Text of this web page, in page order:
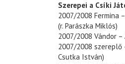
Szerepei a Csíki
2007/2008 Fermina
(r. Parászka Miklós)
2007/2008 Vándor –
2007/2008 szereplő
Csutka István)